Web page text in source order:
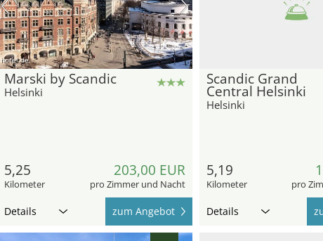
hotel.de
Marski by Scandic
Helsinki
5,25
Kilometer
203,00 EUR
pro Zimmer und Nacht
Details zum Angebot
Scandic Grand
Central Helsinki
Helsinki
5,19
Kilometer pro
Details